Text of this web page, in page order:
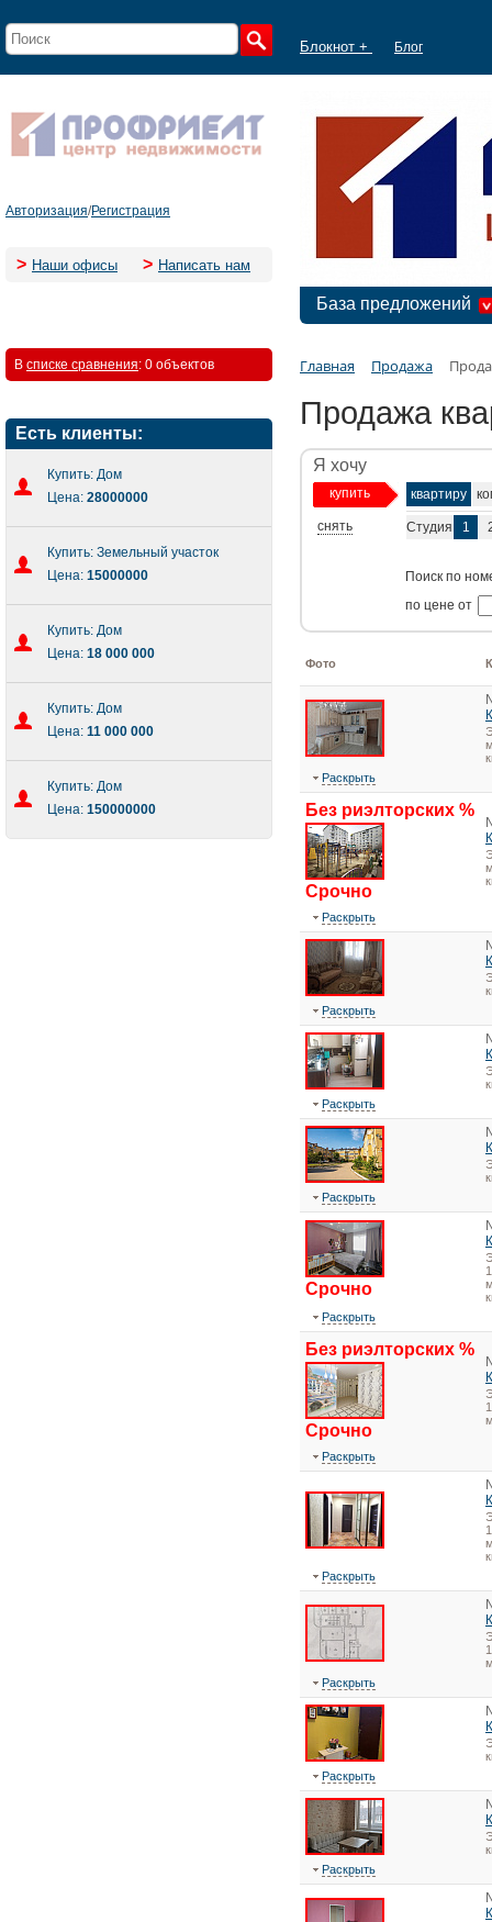
Блокнот + Блог
Авторизация/Регистрация
> Наши офисы > Написать нам
База предложений
В списке сравнения: 0 объектов
Есть клиенты:
Купить: Дом
Цена: 28000000
Купить: Земельный участок
Цена: 15000000
Купить: Дом
Цена: 18 000 000
Купить: Дом
Цена: 11 000 000
Купить: Дом
Цена: 150000000
Главная Продажа
Продажа
Я хочу
купить
снять
квартиру
Студия 1
Поиск по
по цене от
Фото
Раскрыть
Без риэлторских %
Срочно
Раскрыть
Раскрыть
Раскрыть
Раскрыть
Срочно
Раскрыть
Без риэлторских %
Срочно
Раскрыть
Раскрыть
Раскрыть
Раскрыть
Раскрыть